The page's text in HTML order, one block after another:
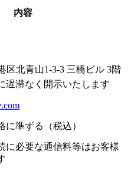
内容
区北青山1-3-3 三橋ビル 3階
遅滞なく開示いたします
に準ずる（税込）
に必要な通信料等はお客様